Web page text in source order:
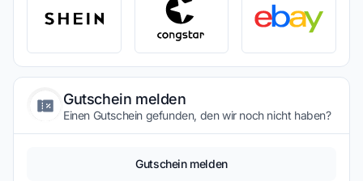
Gutschein melden
Einen Gutschein gefunden, den wir noch nicht haben?
Gutschein melden